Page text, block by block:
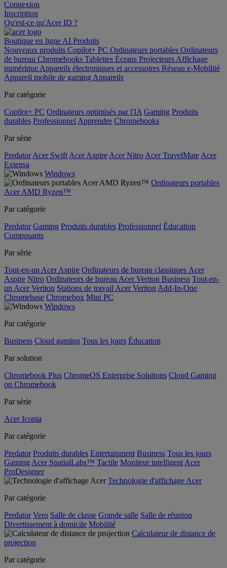
Connexion
Inscription
Qu'est-ce qu'Acer ID ?
Boutique en ligne AI Produits
Nouveaux produits Copilot+ PC Ordinateurs portables Ordinateurs
de bureau Chromebooks Tablettes Écrans Projecteurs Affichage
numérique Appareils électroniques et accessoires Réseau e-Mobilité
Appareil mobile de gaming Appareils
Par catégorie
Copilot+ PC Ordinateurs optimisés par l'IA Gaming Produits
durables Professionnel Apprendre Chromebooks
Par série
Predator Acer Swift Acer Aspire Acer Nitro Acer TravelMate Acer
Extensa
Windows
Ordinateurs portables
Acer AMD Ryzen™
Par catégorie
Predator Gaming Produits durables Professionnel Éducation
Composants
Par série
Tout-en-un Acer Aspire Ordinateurs de bureau classiques Acer
Aspire Nitro Ordinateurs de bureau Acer Veriton Business Tout-en-
un Acer Veriton Stations de travail Acer Veriton Add-In-One
Chromebase Chromebox Mini PC
Windows
Par catégorie
Business Cloud gaming Tous les jours Éducation
Par solution
Chromebook Plus ChromeOS Enterprise Solutions Cloud Gaming
on Chromebook
Par série
Acer Iconia
Par catégorie
Predator Produits durables Entertainment Business Tous les jours
Gaming Acer SpatialLabs™ Tactile Moniteur intelligent Acer
ProDesigner
Technologie d'affichage Acer
Par catégorie
Predator Vero Salle de classe Grande salle Salle de réunion
Divertissement à domicile Mobilité
Calculateur de distance de
projection
Par catégorie